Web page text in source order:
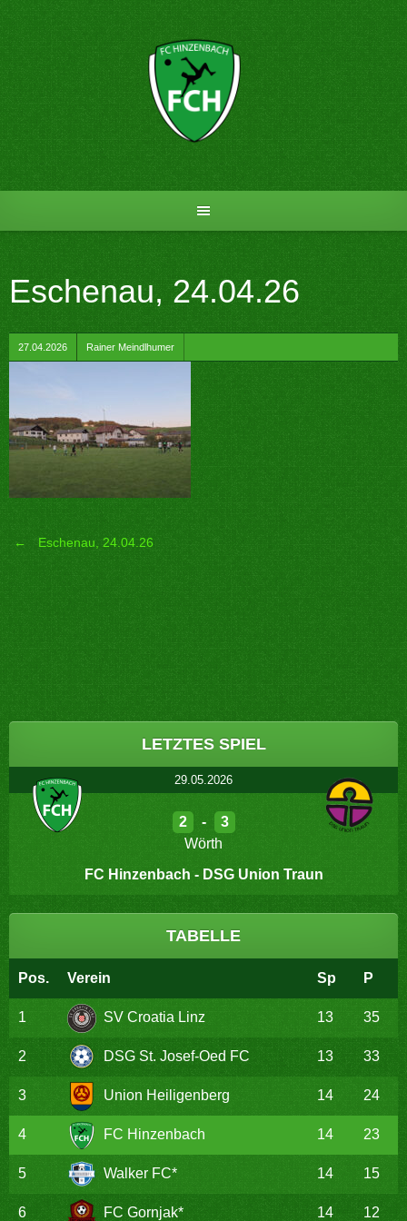
to
Eschenau, 24.04.26
27.04.2026 Rainer Meindlhumer
Post
navigation
← Eschenau, 24.04.26
LETZTES SPIEL
29.05.2026
2 -
3
Wörth
FC Hinzenbach - DSG Union Traun
TABELLE
Pos. Verein Sp P
1 SV Croatia Linz 13 35
2 DSG St. Josef-Oed FC 13 33
3 Union Heiligenberg 14 24
4 FC Hinzenbach 14 23
5 Walker FC* 14 15
6 FC Gornjak* 14 12